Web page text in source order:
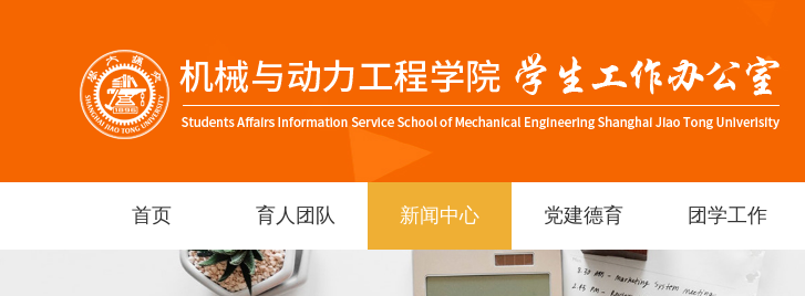
首页 育人团队 新闻中心 党建德育 团学工作